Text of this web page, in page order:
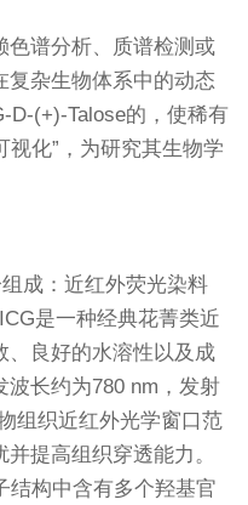
色谱分析、质谱检测或
复杂生物体系中的动态
D-(+)-Talose的，使稀有
视化”，为研究其生物学
成：近红外荧光染料
是一种经典花菁类近
、良好的水溶性以及成
波长约为780 nm，发射
组织近红外光学窗口范
提高组织穿透能力。
结构中含有多个羟基官